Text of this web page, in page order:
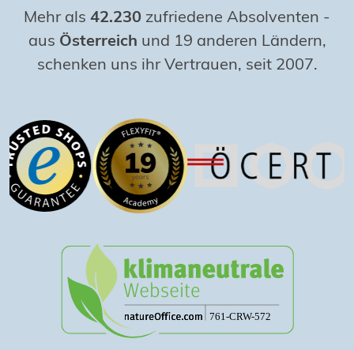
Mehr als 42.230 zufriedene Absolventen -
aus Österreich und 19 anderen Ländern,
schenken uns ihr Vertrauen, seit 2007.